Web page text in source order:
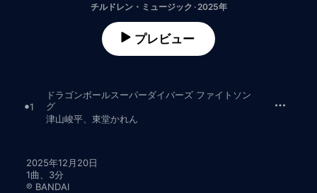
チルドレン・ミュージック · 2025年
プレビュー
1
ドラゴンボールスーパーダイバーズ ファイトソン
グ
津山峻平
東堂かれん
2025年12月20日
1曲、3分
℗ BANDAI